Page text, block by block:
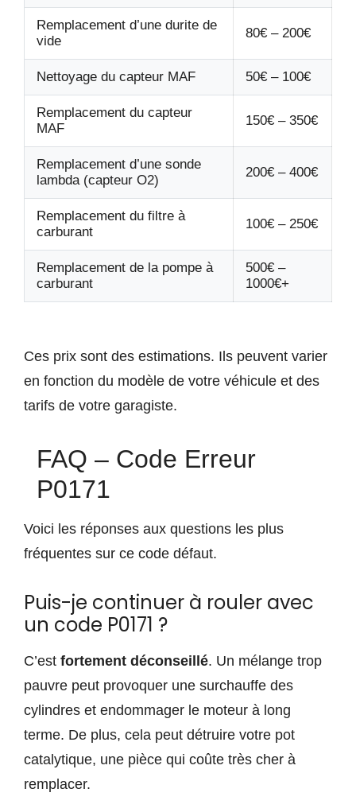
Remplacement d’une durite de
vide
80€ – 200€
Nettoyage du capteur MAF 50€ – 100€
Remplacement du capteur
MAF
150€ – 350€
Remplacement d’une sonde
lambda (capteur O2)
200€ – 400€
Remplacement du filtre à
carburant
100€ – 250€
Remplacement de la pompe à
carburant
500€ –
1000€+
Ces prix sont des estimations. Ils peuvent varier
en fonction du modèle de votre véhicule et des
tarifs de votre garagiste.
FAQ – Code Erreur
P0171
Voici les réponses aux questions les plus
fréquentes sur ce code défaut.
Puis-je continuer à rouler avec
un code P0171 ?
C’est fortement déconseillé. Un mélange trop
pauvre peut provoquer une surchauffe des
cylindres et endommager le moteur à long
terme. De plus, cela peut détruire votre pot
catalytique, une pièce qui coûte très cher à
remplacer.